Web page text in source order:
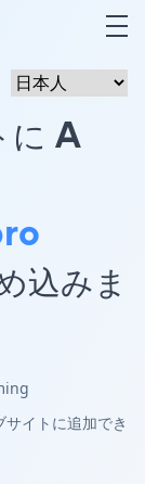
に A
込みま
イトに追加でき